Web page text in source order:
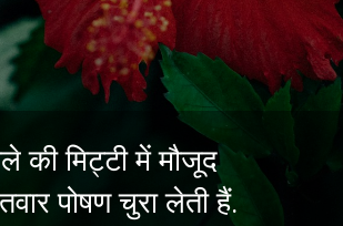
की मिट्टी में मौजूद
पोषण चुरा लेती हैं.